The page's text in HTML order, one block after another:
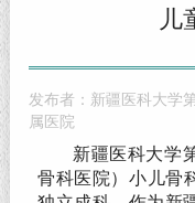
儿
发布者： 新疆医科大学
属医院
新疆医科大学
骨科医院）小儿骨